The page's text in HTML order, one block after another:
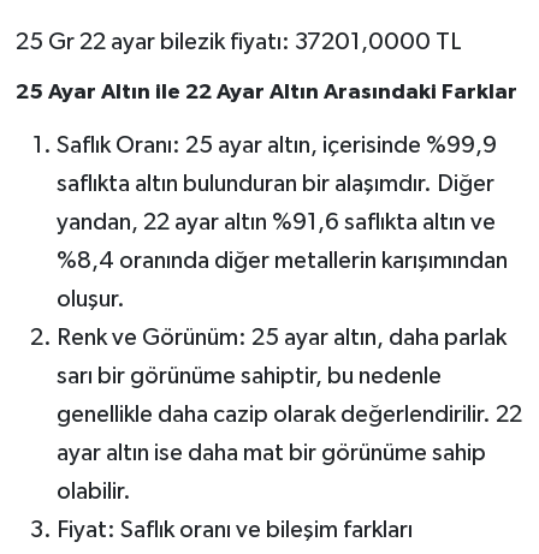
25 Gr 22 ayar bilezik fiyatı: 37201,0000 TL
25 Ayar Altın ile 22 Ayar Altın Arasındaki Farklar
Saflık Oranı: 25 ayar altın, içerisinde %99,9
saflıkta altın bulunduran bir alaşımdır. Diğer
yandan, 22 ayar altın %91,6 saflıkta altın ve
%8,4 oranında diğer metallerin karışımından
oluşur.
Renk ve Görünüm: 25 ayar altın, daha parlak
sarı bir görünüme sahiptir, bu nedenle
genellikle daha cazip olarak değerlendirilir. 22
ayar altın ise daha mat bir görünüme sahip
olabilir.
Fiyat: Saflık oranı ve bileşim farkları